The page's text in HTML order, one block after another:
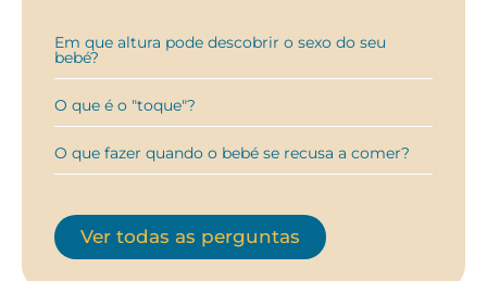
Em que altura pode descobrir o sexo do seu
bebé?
O que é o "toque"?
O que fazer quando o bebé se recusa a comer?
Ver todas as perguntas